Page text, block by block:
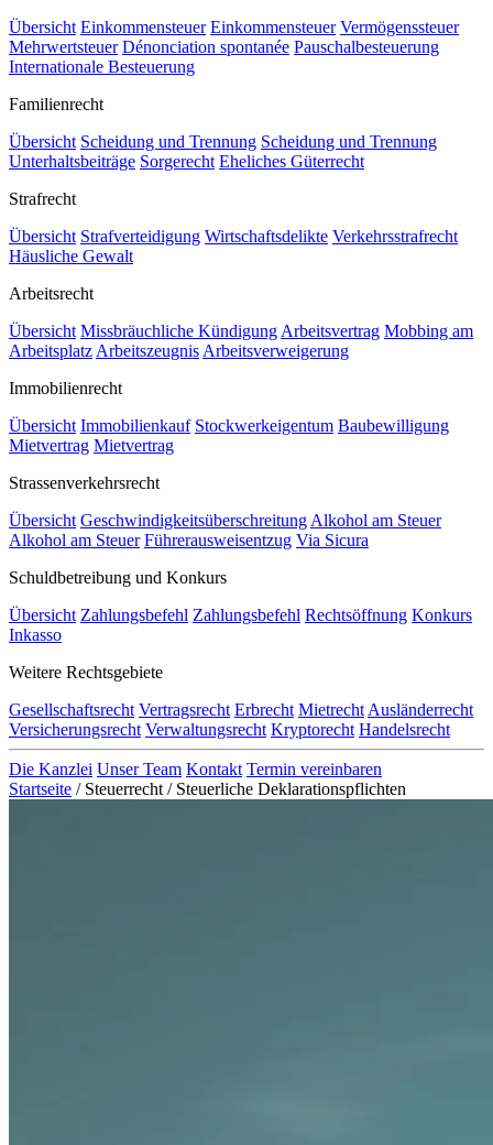
Übersicht Einkommensteuer Einkommensteuer Vermögenssteuer
Mehrwertsteuer Dénonciation spontanée Pauschalbesteuerung
Internationale Besteuerung
Familienrecht
Übersicht Scheidung und Trennung Scheidung und Trennung
Unterhaltsbeiträge Sorgerecht Eheliches Güterrecht
Strafrecht
Übersicht Strafverteidigung Wirtschaftsdelikte Verkehrsstrafrecht
Häusliche Gewalt
Arbeitsrecht
Übersicht Missbräuchliche Kündigung Arbeitsvertrag Mobbing am
Arbeitsplatz Arbeitszeugnis Arbeitsverweigerung
Immobilienrecht
Übersicht Immobilienkauf Stockwerkeigentum Baubewilligung
Mietvertrag Mietvertrag
Strassenverkehrsrecht
Übersicht Geschwindigkeitsüberschreitung Alkohol am Steuer
Alkohol am Steuer Führerausweisentzug Via Sicura
Schuldbetreibung und Konkurs
Übersicht Zahlungsbefehl Zahlungsbefehl Rechtsöffnung Konkurs
Inkasso
Weitere Rechtsgebiete
Gesellschaftsrecht Vertragsrecht Erbrecht Mietrecht Ausländerrecht
Versicherungsrecht Verwaltungsrecht Kryptorecht Handelsrecht
Die Kanzlei Unser Team Kontakt Termin vereinbaren
Startseite / Steuerrecht / Steuerliche Deklarationspflichten